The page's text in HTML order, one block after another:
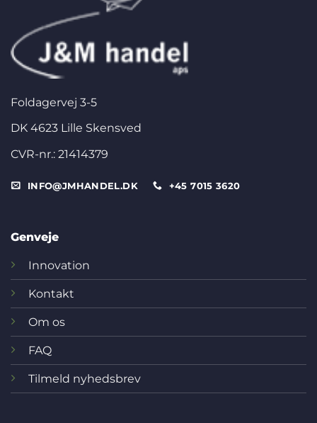
Foldagervej 3-5
DK 4623 Lille Skensved
CVR-nr.: 21414379
INFO@JMHANDEL.DK +45 7015 3620
Genveje
Innovation
Kontakt
Om os
FAQ
Tilmeld nyhedsbrev